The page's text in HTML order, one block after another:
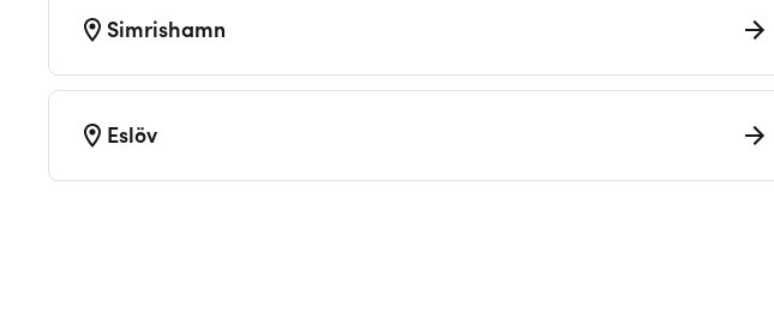
Simrishamn
Eslöv